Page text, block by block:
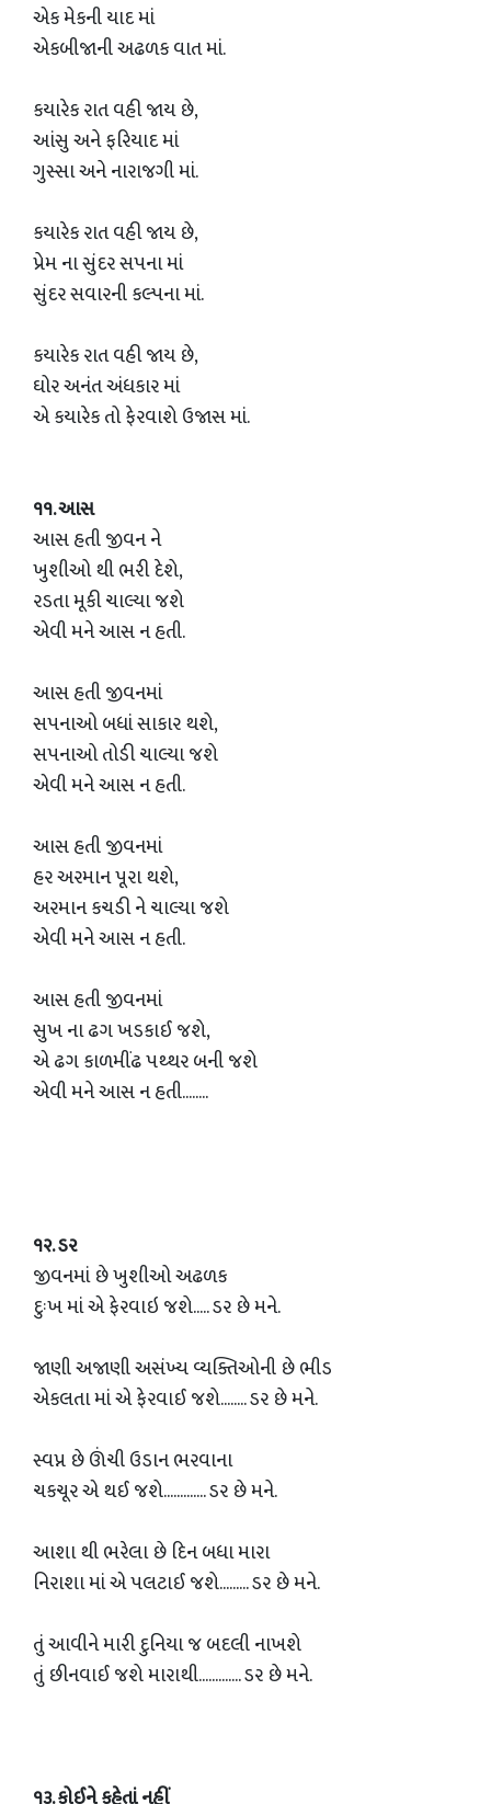
એક મેકની યાદ માં
એકબીજાની અઢળક વાત માં.
કયારેક રાત વહી જાય છે,
આંસુ અને ફરિયાદ માં
ગુસ્સા અને નારાજગી માં.
કયારેક રાત વહી જાય છે,
પ્રેમ ના સુંદર સપના માં
સુંદર સવારની કલ્પના માં.
કયારેક રાત વહી જાય છે,
ઘોર અનંત અંધકાર માં
એ કયારેક તો ફેરવાશે ઉજાસ માં.
૧૧. આસ
આસ હતી જીવન ને
ખુશીઓ થી ભરી દેશે,
રડતા મૂકી ચાલ્યા જશે
એવી મને આસ ન હતી.
આસ હતી જીવનમાં
સપનાઓ બધાં સાકાર થશે,
સપનાઓ તોડી ચાલ્યા જશે
એવી મને આસ ન હતી.
આસ હતી જીવનમાં
હર અરમાન પૂરા થશે,
અરમાન કચડી ને ચાલ્યા જશે
એવી મને આસ ન હતી.
આસ હતી જીવનમાં
સુખ ના ઢગ ખડકાઈ જશે,
એ ઢગ કાળમીંઢ પથ્થર બની જશે
એવી મને આસ ન હતી........
૧૨. ડર
જીવનમાં છે ખુશીઓ અઢળક
દુઃખ માં એ ફેરવાઇ જશે..... ડર છે મને.
જાણી અજાણી અસંખ્ય વ્યક્તિઓની છે ભીડ
એકલતા માં એ ફેરવાઈ જશે........ ડર છે મને.
સ્વપ્ન છે ઊંચી ઉડાન ભરવાના
ચકચૂર એ થઈ જશે............. ડર છે મને.
આશા થી ભરેલા છે દિન બધા મારા
નિરાશા માં એ પલટાઈ જશે......... ડર છે મને.
તું આવીને મારી દુનિયા જ બદલી નાખશે
તું છીનવાઈ જશે મારાથી............. ડર છે મને.